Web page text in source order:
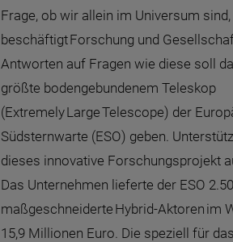
Frage, ob wir allein im Universum sind,
beschäftigt Forschung und
Antworten auf Fragen wie diese soll
größte bodengebundenem Teleskop
(Extremely Large Telescope) der
Südsternwarte (ESO) geben.
dieses innovative Forschungsprojekt
Das Unternehmen lieferte der ESO
maßgeschneiderte Hybrid-Aktoren im
15,9 Millionen Euro. Die speziell für